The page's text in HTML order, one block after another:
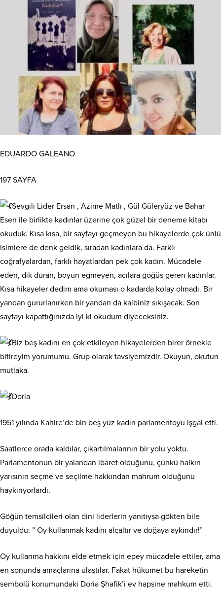
EDUARDO GALEANO
197 SAYFA
Sevgili Lider Ersan , Azime Matlı , Gül Güleryüz ve Bahar
Esen ile birlikte kadınlar üzerine çok güzel bir deneme kitabı
okuduk. Kısa kısa, bir sayfayı geçmeyen bu hikayelerde çok ünlü
isimlere de denk geldik, sıradan kadınlara da. Farklı
coğrafyalardan, farklı hayatlardan pek çok kadın. Mücadele
eden, dik duran, boyun eğmeyen, acılara göğüs geren kadınlar.
Kısa hikayeler dedim ama okuması o kadarda kolay olmadı. Bir
yandan gururlanırken bir yandan da kalbiniz sıkışacak. Son
sayfayı kapattığınızda iyi ki okudum diyeceksiniz.
Biz beş kadını en çok etkileyen hikayelerden birer örnekle
bitireyim yorumumu. Grup olarak tavsiyemizdir. Okuyun, okutun
mutlaka.
Doria
1951 yılında Kahire’de bin beş yüz kadın parlamentoyu işgal etti.
Saatlerce orada kaldılar, çıkartılmalarının bir yolu yoktu.
Parlamentonun bir yalandan ibaret olduğunu, çünkü halkın
yarısının seçme ve seçilme hakkından mahrum olduğunu
haykırıyorlardı.
Göğün temsilcileri olan dini liderlerin yanıtıysa gökten bile
duyuldu: ” Oy kullanmak kadını alçaltır ve doğaya aykırıdır!”
Oy kullanma hakkını elde etmek için epey mücadele ettiler, ama
en sonunda amaçlarına ulaştılar. Fakat hükumet bu hareketin
sembolü konumundaki Doria Şhafik’i ev hapsine mahkum etti.